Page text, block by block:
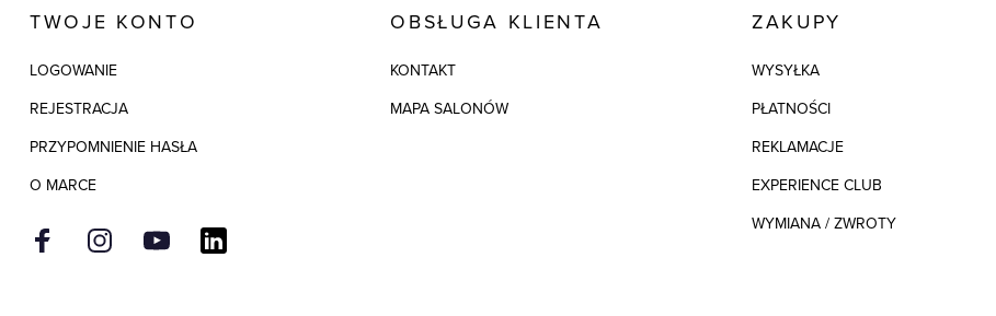
TWOJE KONTO
LOGOWANIE
REJESTRACJA
PRZYPOMNIENIE HASŁA
O MARCE
OBSŁUGA KLIENTA
KONTAKT
MAPA SALONÓW
ZAKUPY
WYSYŁKA
PŁATNOŚCI
REKLAMACJE
EXPERIENCE CLUB
WYMIANA / ZWROTY